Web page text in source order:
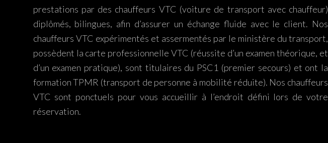
prestations par des chauffeurs VTC (voiture de transport avec chauffeur)
diplômés, bilingues, afin d’assurer un échange fluide avec le client. Nos
chauffeurs VTC expérimentés et assermentés par le ministère du transport,
possèdent la carte professionnelle VTC (réussite d’un examen théorique, et
d’un examen pratique), sont titulaires du PSC1 (premier secours) et ont la
formation TPMR (transport de personne à mobilité réduite). Nos chauffeurs
VTC sont ponctuels pour vous accueillir à l’endroit défini lors de votre
réservation.